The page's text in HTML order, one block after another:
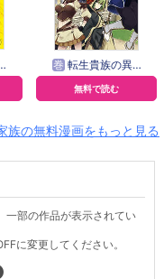
巻転生貴族の異世界冒険録
無料で読む
族の無料漫画をもっと見る
一部の作品が表示されてい
に変更してください。